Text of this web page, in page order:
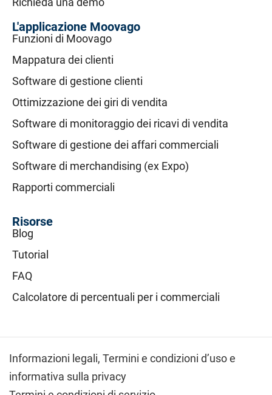
L'applicazione Moovago
Funzioni di Moovago
Mappatura dei clienti
Software di gestione clienti
Ottimizzazione dei giri di vendita
Software di monitoraggio dei ricavi di vendita
Software di gestione dei affari commerciali
Software di merchandising (ex Expo)
Rapporti commerciali
Risorse
Blog
Tutorial
FAQ
Calcolatore di percentuali per i commerciali
Informazioni legali, Termini e condizioni d’uso e
informativa sulla privacy